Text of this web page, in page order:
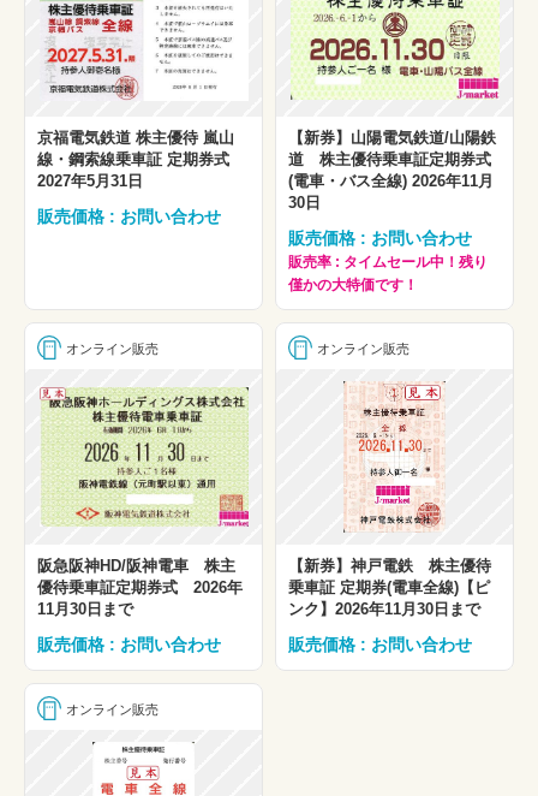
京福電気鉄道 株主優待 嵐山
線・鋼索線乗車証 定期券式
2027年5月31日
販売価格 : お問い合わせ
【新券】山陽電気鉄道/山陽鉄
道 株主優待乗車証定期券式
(電車・バス全線) 2026年11月
30日
販売価格 : お問い合わせ
販売率 : タイムセール中！残り
僅かの大特価です！
オンライン販売
阪急阪神HD/阪神電車 株主
優待乗車証定期券式 2026年
11月30日まで
販売価格 : お問い合わせ
オンライン販売
【新券】神戸電鉄 株主優待
乗車証 定期券(電車全線)【ピ
ンク】2026年11月30日まで
販売価格 : お問い合わせ
オンライン販売